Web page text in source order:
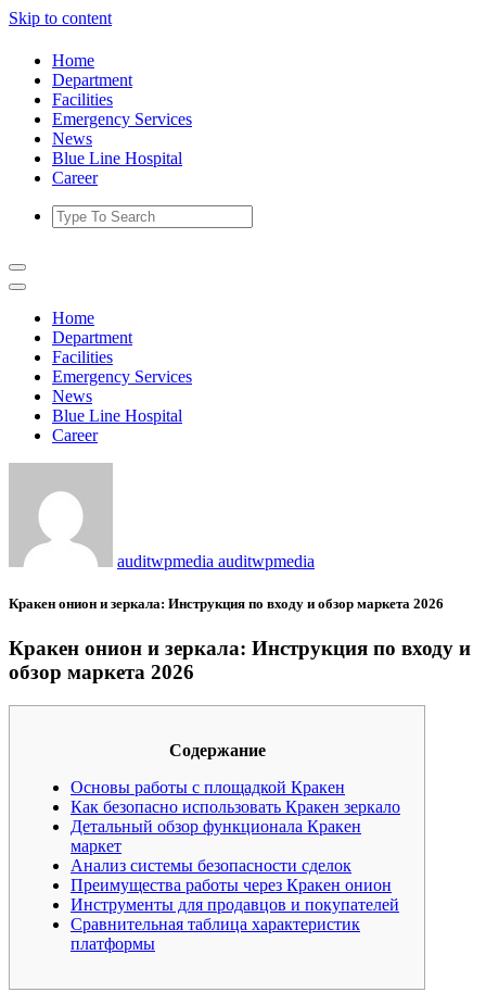
Skip to content
Home
Department
Facilities
Emergency Services
News
Blue Line Hospital
Career
Home
Department
Facilities
Emergency Services
News
Blue Line Hospital
Career
auditwpmedia auditwpmedia
Кракен онион и зеркала: Инструкция по входу и обзор маркета 2026
Кракен онион и зеркала: Инструкция по входу и
обзор маркета 2026
Содержание
Основы работы с площадкой Кракен
Как безопасно использовать Кракен зеркало
Детальный обзор функционала Кракен
маркет
Анализ системы безопасности сделок
Преимущества работы через Кракен онион
Инструменты для продавцов и покупателей
Сравнительная таблица характеристик
платформы